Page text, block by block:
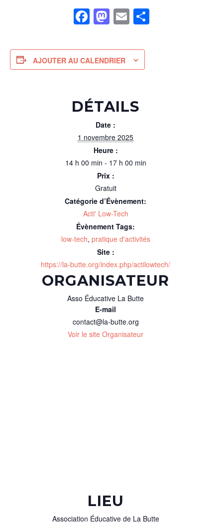
Facebook
Mastodon
Email
AJOUTER AU CALENDRIER
DÉTAILS
Date :
1 novembre 2025
Heure :
14 h 00 min - 17 h 00 min
Prix :
Gratuit
Catégorie d’Évènement:
Acti' Low-Tech
Évènement Tags:
low-tech, pratique d'activités
Site :
https://la-butte.org/index.php/actilowtech/
ORGANISATEUR
Asso Éducative La Butte
E-mail
contact@la-butte.org
Voir le site Organisateur
LIEU
Association Éducative de La Butte